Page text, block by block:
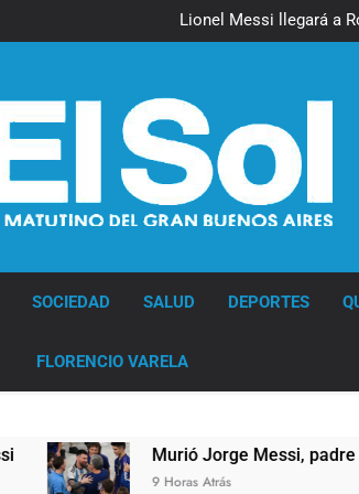
Lionel Messi llegará a
Murió
Lionel Messi llegará a
Murió Jorge
Thiago
SOCIEDAD SALUD DEPORTES
FLORENCIO VARELA
Murió Jorge Messi, padre de
9 Horas Atrás